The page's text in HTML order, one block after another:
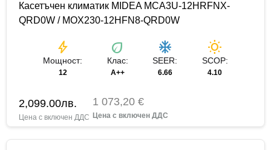
Касетъчен климатик MIDEA MCA3U-12HRFNX-
QRD0W / MOX230-12HFN8-QRD0W
bolt
Мощност:
12
eco
Клас:
A++
ac_unit
SEER:
6.66
wb_sunny
SCOP:
4.10
2,099.00лв. 1 073,20 €